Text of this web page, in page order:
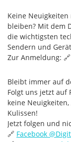
Keine
bleiben? Mit dem
die wichtigsten
Sendern und
Zur Anmeldung: 🔗
Bleibt immer auf
Folgt uns jetzt auf
keine
Kulissen!
Jetzt folgen und
🔗 Facebook